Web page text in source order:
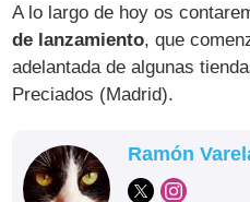
A lo largo de hoy os
de lanzamiento, que
adelantada de algunas
Preciados (Madrid).
Ramón